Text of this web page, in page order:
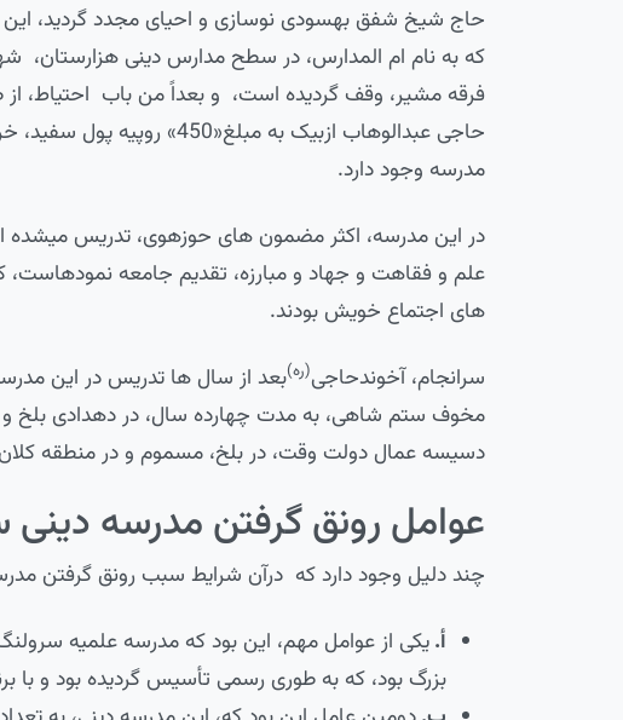
حاج شیخ شفق بهسودی نوسازی و احیای مجدد گردید، این
که به نام ام المدارس، در سطح مدارس دینی هزارستان،
فرقه مشیر، وقف گردیده است، و بعداً من باب احتیاط، از
حاجی عبدالوهاب ازبیک به
مدرسه وجود دارد.
در این مدرسه، اکثر مضمون های حوزه­وی، تدریس می­شده
علم و فقاهت و جهاد و مبارزه، تقدیم جامعه نموده­است،
های اجتماع خویش بودند.
سرانجام، آخوندحاجی(ره)بعد از سال ها تدریس در این
دسیسه عمال دولت وقت، در بلخ، مسموم و در منطقه
عوامل رونق گرفتن مدرسه
چند دلیل وجود دارد که درآن شرایط سبب رونق گرفتن
أ‌.یکی از عوامل مهم، این بود که مدرسه علمیه
بزرگ بود، که به طوری رسمی تأسیس گردیده بود و با